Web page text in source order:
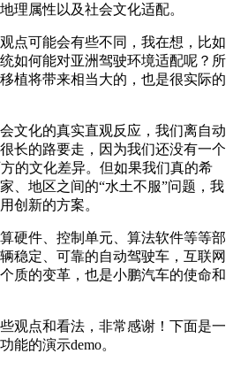
理属性以及社会文化适配。
可能会有些不同，我在想，比如
如何能对亚洲驾驶环境适配呢？所
植将带来相当大的，也是很实际的
化的真实直观反应，我们离自动
长的路要走，因为我们还没有一个
的文化差异。但如果我们真的希
、地区之间的“水土不服”问题，我
创新的方案。
件、控制单元、算法软件等等部
稳定、可靠的自动驾驶车，互联网
质的变革，也是小鹏汽车的使命和
点和看法，非常感谢！下面是一
能的演示demo。